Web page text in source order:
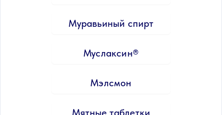
Муравьиный спирт
Муслаксин®
Мэлсмон
Мятные таблетки